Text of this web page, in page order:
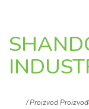
/ Proizvod